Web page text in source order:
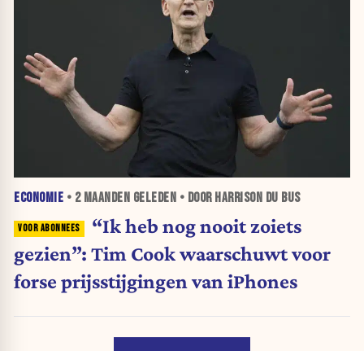
ECONOMIE • 2 MAANDEN GELEDEN • DOOR HARRISON DU BUS
“Ik heb nog nooit zoiets
gezien”: Tim Cook waarschuwt voor
forse prijsstijgingen van iPhones